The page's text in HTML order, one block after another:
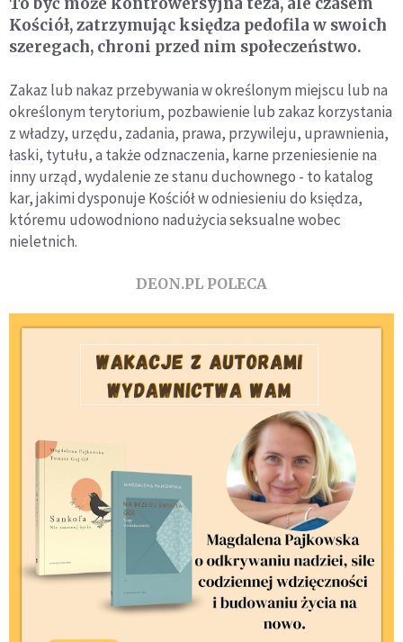
Kościół, zatrzymując księdza pedofila w swoich
szeregach, chroni przed nim społeczeństwo.
Zakaz lub nakaz przebywania w określonym miejscu lub na
określonym terytorium, pozbawienie lub zakaz korzystania
z władzy, urzędu, zadania, prawa, przywileju, uprawnienia,
łaski, tytułu, a także odznaczenia, karne przeniesienie na
inny urząd, wydalenie ze stanu duchownego - to katalog
kar, jakimi dysponuje Kościół w odniesieniu do księdza,
któremu udowodniono nadużycia seksualne wobec
nieletnich.
DEON.PL POLECA